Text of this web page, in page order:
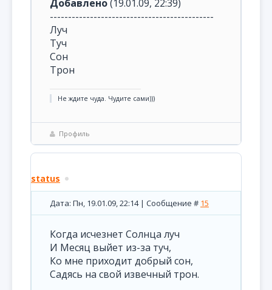
Добавлено(19.01.09, 22:39)
---------------------------------------------
Луч
Туч
Сон
Трон
Не ждите чуда. Чудите сами)))
Профиль
status
Дата: Пн, 19.01.09, 22:14 | Сообщение # 15
Когда исчезнет Солнца луч
И Месяц выйет из-за туч,
Ко мне приходит добрый сон,
Садясь на свой извечный трон.